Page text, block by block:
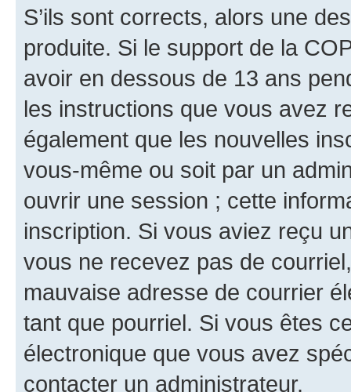
S’ils sont corrects, alors une
produite. Si le support de la
avoir en dessous de 13 ans
les instructions que vous avez
également que les nouvelles
vous-même ou soit par un
ouvrir une session ; cette
inscription. Si vous aviez reçu
vous ne recevez pas de
mauvaise adresse de courrier
tant que pourriel. Si vous êtes
électronique que vous avez
contacter un administrateur.